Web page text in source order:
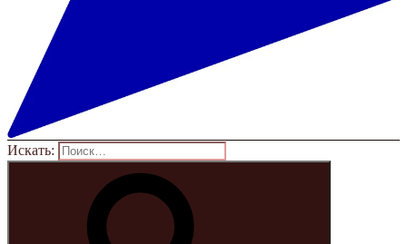
Искать: